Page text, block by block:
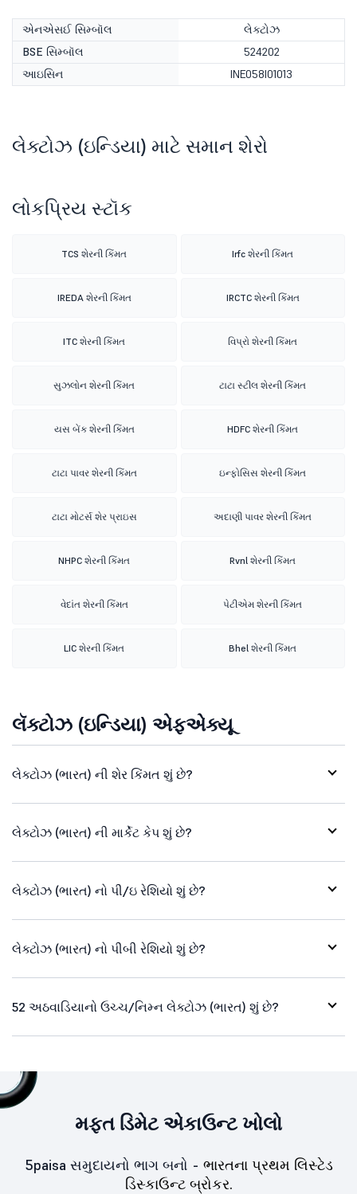
એનએસઈ સિમ્બૉલ
લેક્ટોઝ
BSE સિમ્બૉલ
524202
આઇસિન
INE058I01013
લેક્ટોઝ (ઇન્ડિયા) માટે સમાન શેરો
લોકપ્રિય સ્ટૉક
TCS શેરની કિંમત Irfc શેરની કિંમત
IREDA શેરની કિંમત IRCTC શેરની કિંમત
ITC શેરની કિંમત વિપ્રો શેરની કિંમત
સુઝલોન શેરની કિંમત ટાટા સ્ટીલ શેરની કિંમત
યસ બેંક શેરની કિંમત HDFC શેરની કિંમત
ટાટા પાવર શેરની કિંમત ઇન્ફોસિસ શેરની કિંમત
ટાટા મોટર્સ શેર પ્રાઇસ અદાણી પાવર શેરની કિંમત
NHPC શેરની કિંમત Rvnl શેરની કિંમત
વેદાંત શેરની કિંમત પેટીએમ શેરની કિંમત
LIC શેરની કિંમત Bhel શેરની કિંમત
લૅક્ટોઝ (ઇન્ડિયા) એફએક્યૂ
લેક્ટોઝ (ભારત) ની શેર કિંમત શું છે?
લેક્ટોઝ (ભારત) ની માર્કેટ કેપ શું છે?
લેક્ટોઝ (ભારત) નો પી/ઇ રેશિયો શું છે?
લેક્ટોઝ (ભારત) નો પીબી રેશિયો શું છે?
52 અઠવાડિયાનો ઉચ્ચ/નિમ્ન લેક્ટોઝ (ભારત) શું છે?
મફત ડિમેટ એકાઉન્ટ ખોલો
5paisa સમુદાયનો ભાગ બનો - ભારતના પ્રથમ લિસ્ટેડ
ડિસ્કાઉન્ટ બ્રોકર.